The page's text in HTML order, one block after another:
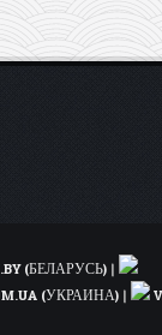
(БЕЛАРУСЬ) |
(УКРАИНА) |